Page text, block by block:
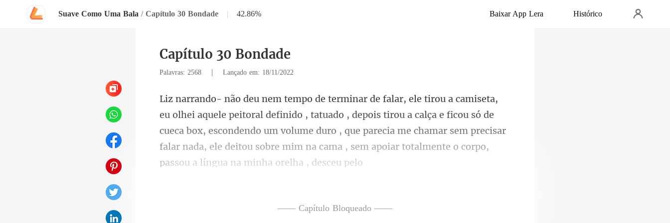
Suave Como Uma Bala / Capítulo 30 Bondade | 42.86% Baixar App Lera Histórico
Capítulo 30 Bondade
Palavras: 2568 | Lançado em: 18/11/2022
ado , depois tirou a calça e ficou só de
cueca box, escondendo um volume duro , que parecia me chamar sem precisar
f
—— Capítulo Bloqueado ——